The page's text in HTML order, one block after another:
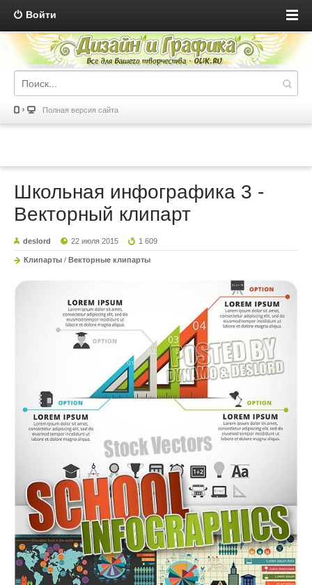
Войти
Полная версия сайта
Школьная инфографика 3 -
Векторный клипарт
deslord 22 июля 2015 1 609
Клипарты / Векторные клипарты